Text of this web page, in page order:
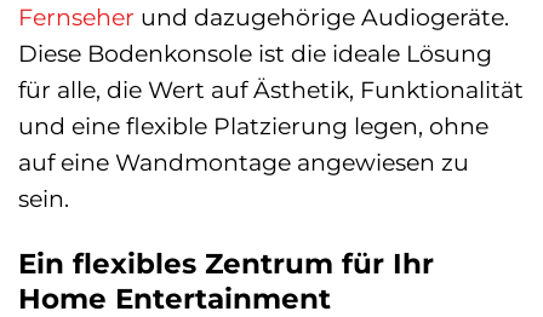
Fernseher und dazugehörige Audiogeräte.
Diese Bodenkonsole ist die ideale Lösung
für alle, die Wert auf Ästhetik, Funktionalität
und eine flexible Platzierung legen, ohne
auf eine Wandmontage angewiesen zu
sein.
Ein flexibles Zentrum für Ihr
Home Entertainment